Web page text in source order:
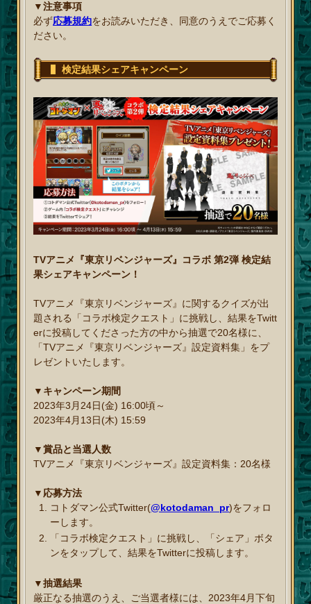
▼注意事項
必ず応募規約をお読みいただき、同意のうえでご応募く
ださい。
検定結果シェアキャンペーン
TVアニメ『東京リベンジャーズ』コラボ 第2弾 検定結
果シェアキャンペーン！
TVアニメ『東京リベンジャーズ』に関するクイズが出
題される「コラボ検定クエスト」に挑戦し、結果をTwitt
erに投稿してくださった方の中から抽選で20名様に、
「TVアニメ『東京リベンジャーズ』設定資料集」をプ
レゼントいたします。
▼キャンペーン期間
2023年3月24日(金) 16:00頃～
2023年4月13日(木) 15:59
▼賞品と当選人数
TVアニメ『東京リベンジャーズ』設定資料集：20名様
▼応募方法
コトダマン公式Twitter(@kotodaman_pr)をフォロ
ーします。
「コラボ検定クエスト」に挑戦し、「シェア」ボタ
ンをタップして、結果をTwitterに投稿します。
▼抽選結果
厳正なる抽選のうえ、ご当選者様には、2023年4月下旬